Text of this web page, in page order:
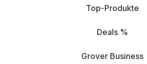
Top-Produkte
Deals %
Grover Business